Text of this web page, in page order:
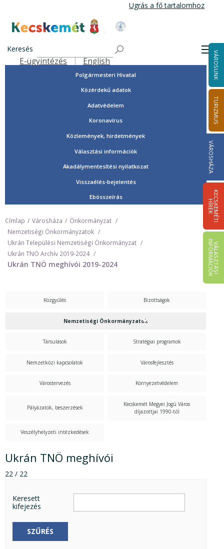
tartalomra
Ugrás a fő tartalomhoz
Kecskemét Város Honlapja
Keresés
Felső navigáció
E-ügyintézés English VÁROSUNK
TURIZMUS
VÁROSHÁZA
K
E
C
S
K
E
M
É
T
I
HÍ
R
E
K
V
Á
L
A
S
Z
T
Á
S
I
IN
F
O
R
M
Á
C
I
Ó
K
Tisztségviselők, képviselők
Országgyűlési képviselők
Önkormányzat
Polgármesteri Hivatal
Közérdekű adatok
Adatvédelem
Koronavírus
Közlemények, hirdetmények
Választási információk
Akadálymentesítési nyilatkozat
Visszaélés-bejelentés
Ebösszeírás
Címlap Városháza
Önkormányzat
Nemzetiségi Önkormányzatok
Ukrán Települési Nemzetiségi Önkormányzat
Ukrán TNÖ Archív 2019-2024
Ukrán TNÖ meghívói 2019-2024
Közgyűlés Bizottságok
Nemzetiségi Önkormányzatok
Társulások Stratégiai programok
Nemzetközi kapcsolatok Városfejlesztés
Várostervezés Környezetvédelem
Pályázatok, beszerzések
Kecskemét Megyei Jogú Város
díjazottjai 1990-től
Veszélyhelyzeti intézkedések
Ukrán TNÖ meghívói
22 / 22
Keresett
kifejezés
SZŰRÉS